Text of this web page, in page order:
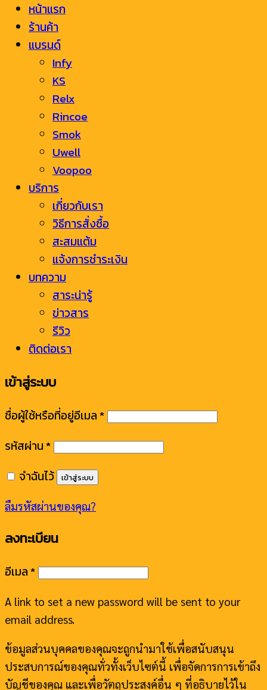
หน้าแรก
ร้านค้า
แบรนด์
Infy
KS
Relx
Rincoe
Smok
Uwell
Voopoo
บริการ
เกี่ยวกับเรา
วิธีการสั่งซื้อ
สะสมแต้ม
แจ้งการชำระเงิน
บทความ
สาระน่ารู้
ข่าวสาร
รีวิว
ติดต่อเรา
เข้าสู่ระบบ
ชื่อผู้ใช้หรือที่อยู่อีเมล*
รหัสผ่าน*
จำฉันไว้ เข้าสู่ระบบ
ลืมรหัสผ่านของคุณ?
ลงทะเบียน
อีเมล*
A link to set a new password will be sent to your
email address.
ข้อมูลส่วนบุคคลของคุณจะถูกนำมาใช้เพื่อสนับสนุน
ประสบการณ์ของคุณทั่วทั้งเว็บไซต์นี้ เพื่อจัดการการเข้าถึง
บัญชีของคุณ และเพื่อวัตถุประสงค์อื่น ๆ ที่อธิบายไว้ใน